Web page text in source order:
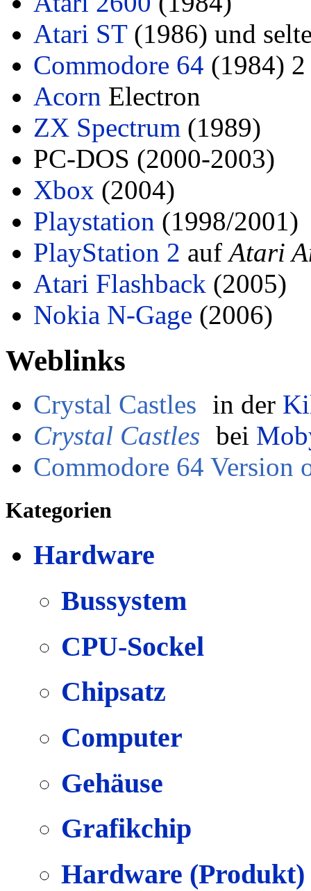
Atari ST(1986) und
Commodore 64 (1984)
Acorn Electron
ZX Spectrum (1989)
PC-DOS (2000-2003)
Xbox (2004)
Playstation (1998/2001)
PlayStation 2 aufAtari
Atari Flashback (2005)
Nokia N-Gage (2006)
Weblinks
Crystal Castles in der
Crystal Castles bei
Commodore 64 Version
Kategorien
Hardware
Bussystem
CPU-Sockel
Chipsatz
Computer
Gehäuse
Grafikchip
Hardware (Produkt)